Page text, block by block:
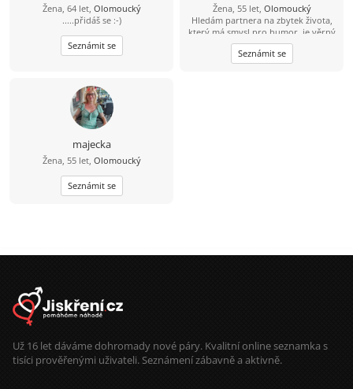
Žena, 64 let, Olomoucký
.....přidáš se :-)
Seznámit se
Žena, 55 let, Olomoucký
Hledám partnera na zbytek života,
který má smysl pro humor, je věrný
a spolehlivý.
Seznámit se
majecka
Žena, 55 let, Olomoucký
Seznámit se
Už 16 let dáváme dohromady nové páry. Kvalitní online seznamka s
tisíci prověřenými uživateli. Seznámení zábavně a aktivně.